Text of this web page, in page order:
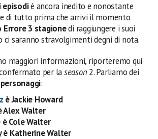
episodiè ancora inedito e nonostante
di tutto prima che arrivi il momento
Errore 3 stagionedi raggiungere i suoi
ci saranno stravolgimenti degni di nota.
maggiori informazioni, riporteremo qui
per laseason2. Parliamo dei
personaggi:
è Jackie Howard
Alex Walter
è Cole Walter
è Katherine Walter